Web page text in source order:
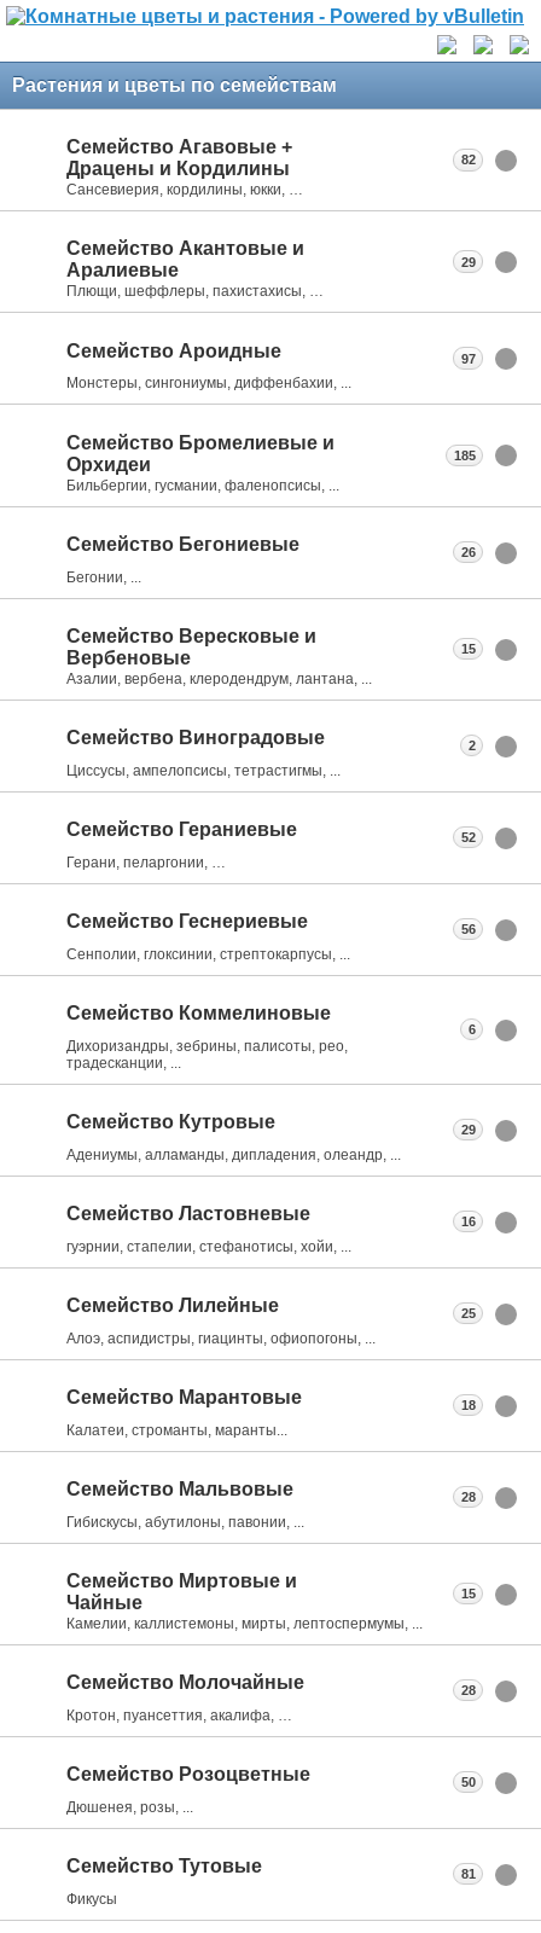
Растения и цветы по семействам
Семейство Агавовые +
Драцены и Кордилины
Сансевиерия, кордилины, юкки, …
82
Семейство Акантовые и
Аралиевые
Плющи, шеффлеры, пахистахисы, …
29
Семейство Ароидные
Монстеры, сингониумы, диффенбахии, ...
97
Семейство Бромелиевые и
Орхидеи
Бильбергии, гусмании, фаленопсисы, ...
185
Семейство Бегониевые
Бегонии, ...
26
Семейство Вересковые и
Вербеновые
Азалии, вербена, клеродендрум, лантана, ...
15
Семейство Виноградовые
Циссусы, ампелопсисы, тетрастигмы, ...
2
Семейство Гераниевые
Герани, пеларгонии, …
52
Семейство Геснериевые
Сенполии, глоксинии, стрептокарпусы, ...
56
Семейство Коммелиновые
Дихоризандры, зебрины, палисоты, рео,
традесканции, ...
6
Семейство Кутровые
Адениумы, алламанды, дипладения, олеандр, ...
29
Семейство Ластовневые
гуэрнии, стапелии, стефанотисы, хойи, ...
16
Семейство Лилейные
Алоэ, аспидистры, гиацинты, офиопогоны, ...
25
Семейство Марантовые
Калатеи, строманты, маранты...
18
Семейство Мальвовые
Гибискусы, абутилоны, павонии, ...
28
Семейство Миртовые и
Чайные
Камелии, каллистемоны, мирты, лептоспермумы, ...
15
Семейство Молочайные
Кротон, пуансеттия, акалифа, …
28
Семейство Розоцветные
Дюшенея, розы, ...
50
Семейство Тутовые
Фикусы
81